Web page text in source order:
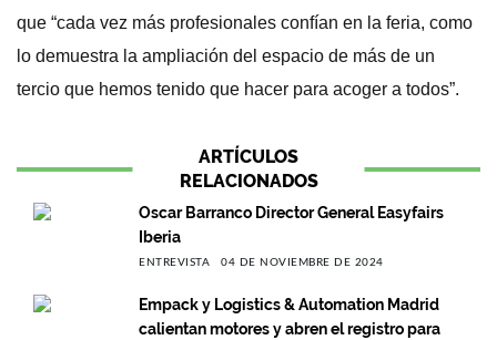
que “cada vez más profesionales confían en la feria, como
lo demuestra la ampliación del espacio de más de un
tercio que hemos tenido que hacer para acoger a todos”.
ARTÍCULOS
RELACIONADOS
Oscar Barranco Director General Easyfairs
Iberia
ENTREVISTA 04 DE NOVIEMBRE DE 2024
Empack y Logistics & Automation Madrid
calientan motores y abren el registro para